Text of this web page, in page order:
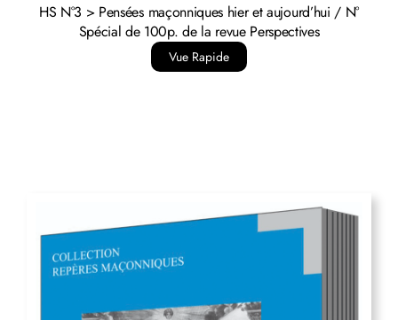
HS N°3 > Pensées maçonniques hier et aujourd’hui / N°
Spécial de 100p. de la revue Perspectives
Vue Rapide